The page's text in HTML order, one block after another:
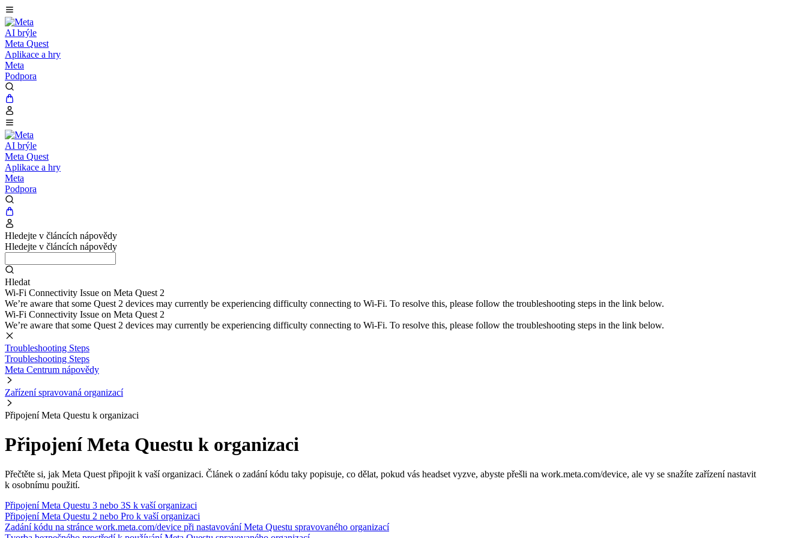
AI brýle
Meta Quest
Aplikace a hry
Meta
Podpora
AI brýle
Meta Quest
Aplikace a hry
Meta
Podpora
Hledejte v článcích nápovědy
Hledejte v článcích nápovědy
Hledat
Wi-Fi Connectivity Issue on Meta Quest 2
We’re aware that some Quest 2 devices may currently be experiencing difficulty connecting to Wi-Fi. To resolve this, please follow the troubleshooting steps in the link below.
Wi-Fi Connectivity Issue on Meta Quest 2
We’re aware that some Quest 2 devices may currently be experiencing difficulty connecting to Wi-Fi. To resolve this, please follow the troubleshooting steps in the link below.
Troubleshooting Steps
Troubleshooting Steps
Meta Centrum nápovědy
Zařízení spravovaná organizací
Připojení Meta Questu k organizaci
Připojení Meta Questu k organizaci
Přečtěte si, jak Meta Quest připojit k vaší organizaci. Článek o zadání kódu taky popisuje, co dělat, pokud vás headset vyzve, abyste přešli na work.meta.com/device, ale vy se snažíte zařízení nastavit
k osobnímu použití.
Připojení Meta Questu 3 nebo 3S k vaší organizaci
Připojení Meta Questu 2 nebo Pro k vaší organizaci
Zadání kódu na stránce work.meta.com/device při nastavování Meta Questu spravovaného organizací